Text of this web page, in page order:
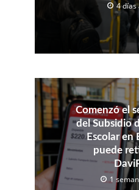
4 días
Comenzó el
del Subsidio
Escolar en
puede
1